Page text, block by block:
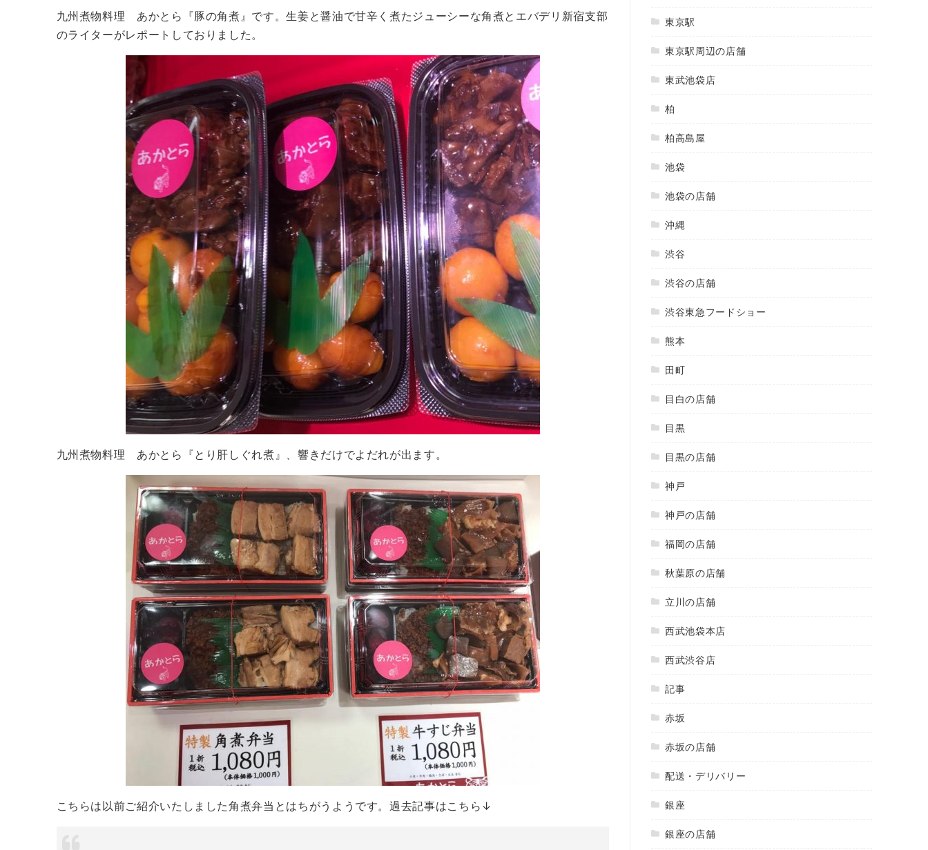
九州煮物料理 あかとら『豚の角煮』です。生姜と醤油で甘辛く煮たジューシーな角煮とエバデリ新宿支部
のライターがレポートしておりました。
九州煮物料理 あかとら『とり肝しぐれ煮』、響きだけでよだれが出ます。
こちらは以前ご紹介いたしました角煮弁当とはちがうようです。過去記事はこちら↓
東京駅
東京駅周辺の店舗
東武池袋店
柏
柏高島屋
池袋
池袋の店舗
沖縄
渋谷
渋谷の店舗
渋谷東急フードショー
熊本
田町
目白の店舗
目黒
目黒の店舗
神戸
神戸の店舗
福岡の店舗
秋葉原の店舗
立川の店舗
西武池袋本店
西武渋谷店
記事
赤坂
赤坂の店舗
配送・デリバリー
銀座
銀座の店舗